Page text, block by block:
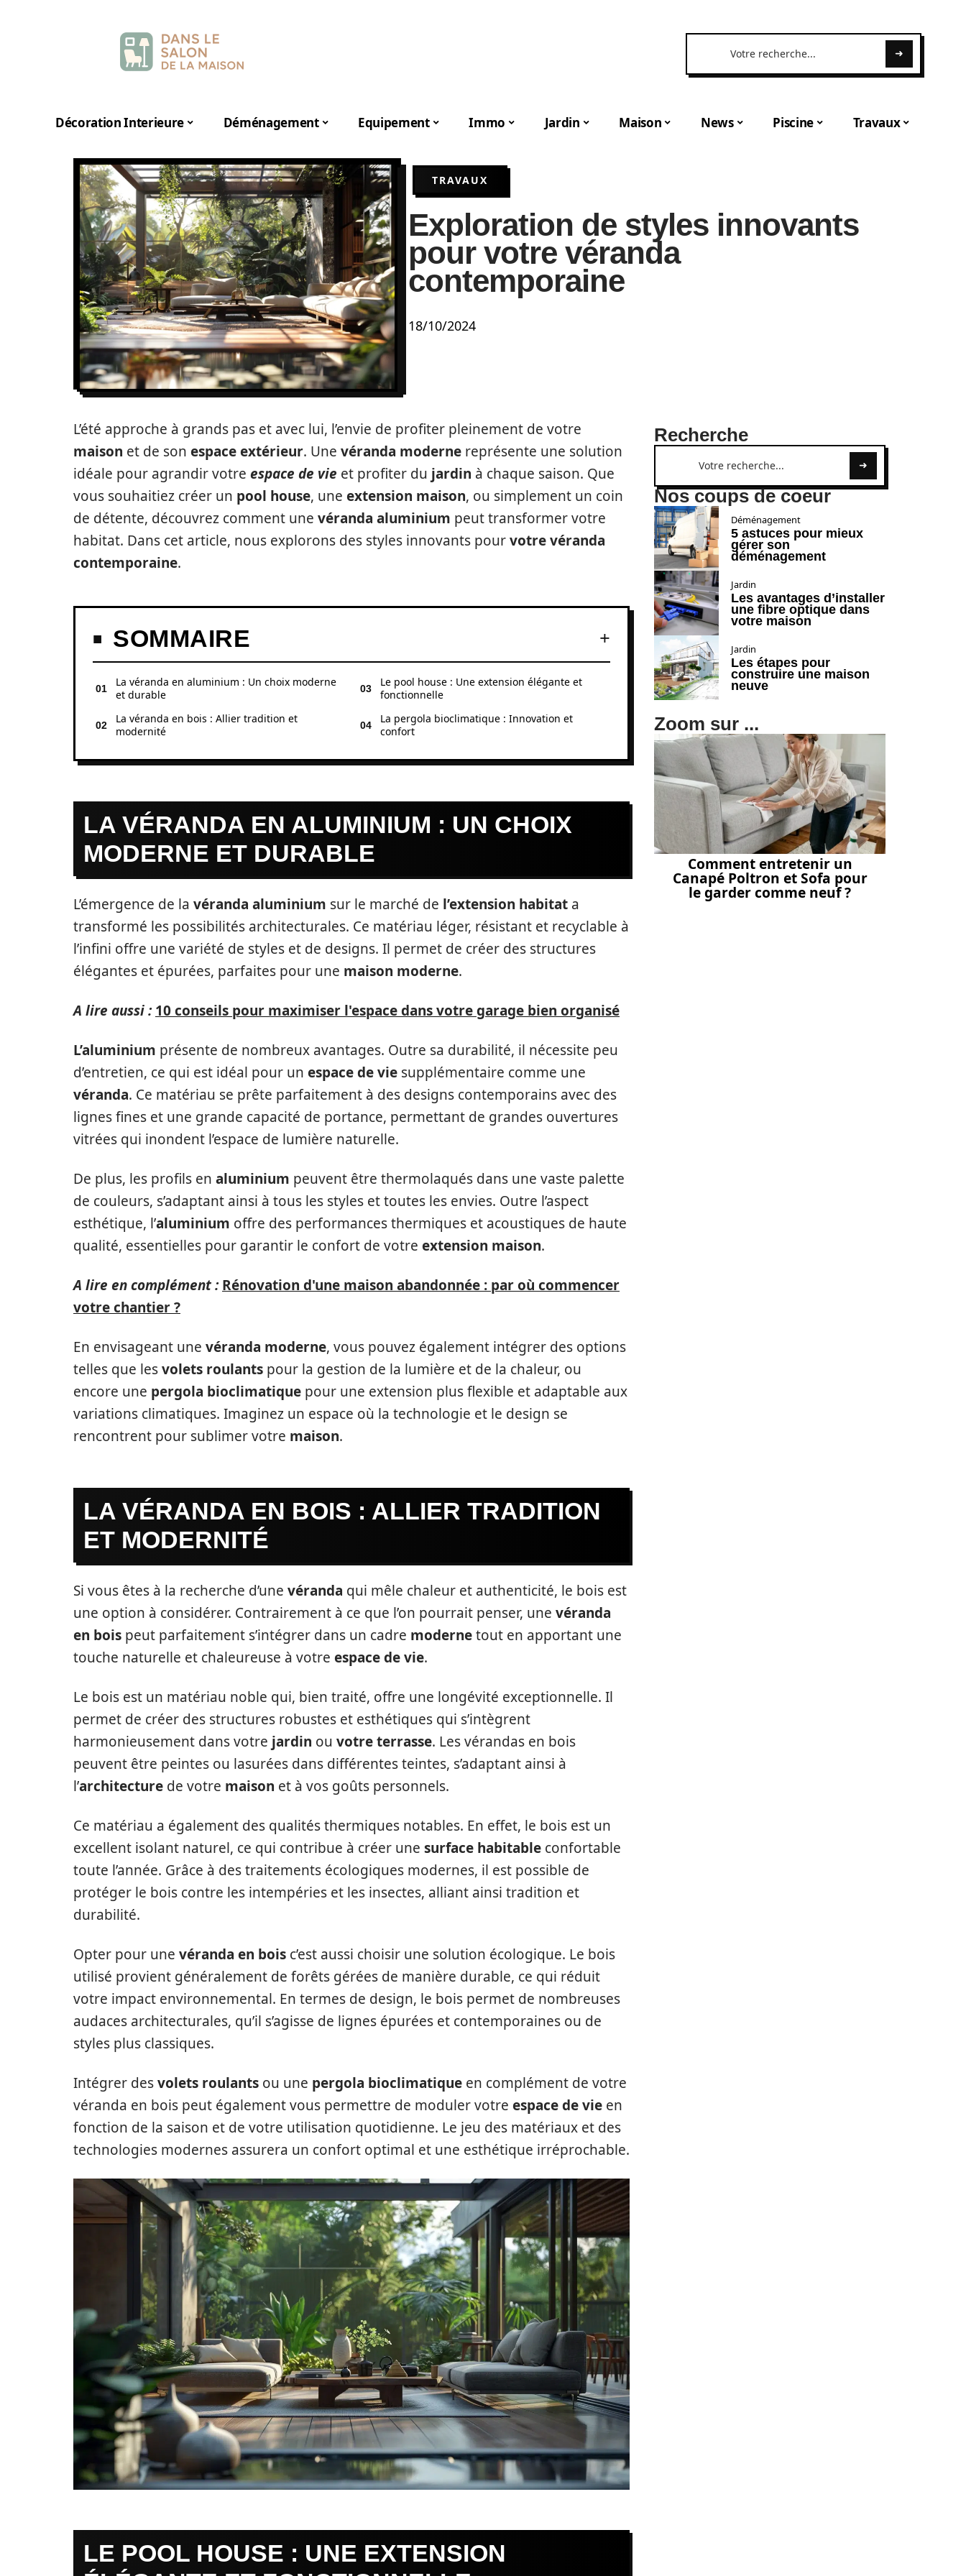
Décoration Interieure Déménagement Equipement Immo Jardin Maison News Piscine Travaux
TRAVAUX
Exploration de styles innovants
pour votre véranda
contemporaine
18/10/2024
L’été approche à grands pas et avec lui, l’envie de profiter pleinement de votre
maison et de son espace extérieur. Une véranda moderne représente une solution
idéale pour agrandir votre espace de vie et profiter du jardin à chaque saison. Que
vous souhaitiez créer un pool house, une extension maison, ou simplement un coin
de détente, découvrez comment une véranda aluminium peut transformer votre
habitat. Dans cet article, nous explorons des styles innovants pourvotre véranda
contemporaine.
SOMMAIRE
La véranda en aluminium : Un choix moderne
et durable
La véranda en bois : Allier tradition et
modernité
Le pool house : Une extension élégante et
fonctionnelle
La pergola bioclimatique : Innovation et
confort
LA VÉRANDA EN ALUMINIUM : UN CHOIX
MODERNE ET DURABLE
L’émergence de la véranda aluminium sur le marché de l’extension habitat a
transformé les possibilités architecturales. Ce matériau léger, résistant et recyclable à
l’infini offre une variété de styles et de designs. Il permet de créer des structures
élégantes et épurées, parfaites pour une maison moderne.
A lire aussi : 10 conseils pour maximiser l'espace dans votre garage bien organisé
L’aluminium présente de nombreux avantages. Outre sa durabilité, il nécessite peu
d’entretien, ce qui est idéal pour un espace de vie supplémentaire comme une
véranda. Ce matériau se prête parfaitement à des designs contemporains avec des
lignes fines et une grande capacité de portance, permettant de grandes ouvertures
vitrées qui inondent l’espace de lumière naturelle.
De plus, les profils en aluminium peuvent être thermolaqués dans une vaste palette
de couleurs, s’adaptant ainsi à tous les styles et toutes les envies. Outre l’aspect
esthétique, l’aluminium offre des performances thermiques et acoustiques de haute
qualité, essentielles pour garantir le confort de votre extension maison.
A lire en complément : Rénovation d'une maison abandonnée : par où commencer
votre chantier ?
En envisageant une véranda moderne, vous pouvez également intégrer des options
telles que lesvolets roulants pour la gestion de la lumière et de la chaleur, ou
encore une pergola bioclimatique pour une extension plus flexible et adaptable aux
variations climatiques. Imaginez un espace où la technologie et le design se
rencontrent pour sublimer votre maison.
LA VÉRANDA EN BOIS : ALLIER TRADITION
ET MODERNITÉ
Si vous êtes à la recherche d’une véranda qui mêle chaleur et authenticité, le bois est
une option à considérer. Contrairement à ce que l’on pourrait penser, une véranda
en bois peut parfaitement s’intégrer dans un cadre modernetout en apportant une
touche naturelle et chaleureuse à votre espace de vie.
Le bois est un matériau noble qui, bien traité, offre une longévité exceptionnelle. Il
permet de créer des structures robustes et esthétiques qui s’intègrent
harmonieusement dans votre jardin ou votre terrasse. Les vérandas en bois
peuvent être peintes ou lasurées dans différentes teintes, s’adaptant ainsi à
l’architecture de votre maison et à vos goûts personnels.
Ce matériau a également des qualités thermiques notables. En effet, le bois est un
excellent isolant naturel, ce qui contribue à créer une surface habitable confortable
toute l’année. Grâce à des traitements écologiques modernes, il est possible de
protéger le bois contre les intempéries et les insectes, alliant ainsi tradition et
durabilité.
Opter pour une véranda en bois c’est aussi choisir une solution écologique. Le bois
utilisé provient généralement de forêts gérées de manière durable, ce qui réduit
votre impact environnemental. En termes de design, le bois permet de nombreuses
audaces architecturales, qu’il s’agisse de lignes épurées et contemporaines ou de
styles plus classiques.
Intégrer desvolets roulants ou une pergola bioclimatique en complément de votre
véranda en bois peut également vous permettre de moduler votre espace de vie en
fonction de la saison et de votre utilisation quotidienne. Le jeu des matériaux et des
technologies modernes assurera un confort optimal et une esthétique irréprochable.
LE POOL HOUSE : UNE EXTENSION
Recherche
Nos coups de coeur
Déménagement
5 astuces pour mieux
gérer son
déménagement
Jardin
Les avantages d’installer
une fibre optique dans
votre maison
Jardin
Les étapes pour
construire une maison
neuve
Zoom sur ...
Comment entretenir un
Canapé Poltron et Sofa pour
le garder comme neuf ?